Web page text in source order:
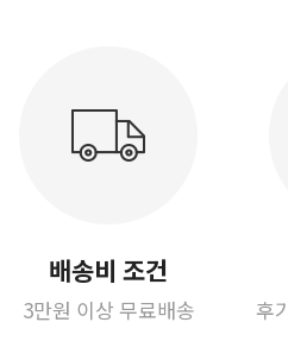
배송비 조건
3만원 이상 무료배송 후